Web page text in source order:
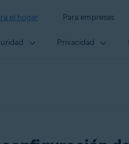
el hogar Para empresas
Privacidad